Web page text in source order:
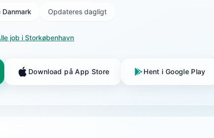
Danmark Opdateres dagligt
job i Storkøbenhavn
Download på App Store Hent i Google Play